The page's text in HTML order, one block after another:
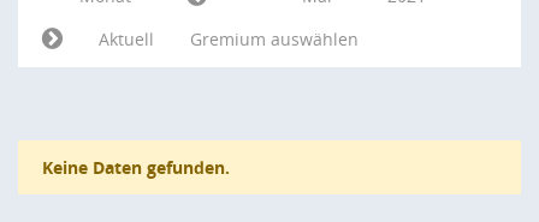
Aktuell
Gremium auswählen
Keine Daten gefunden.